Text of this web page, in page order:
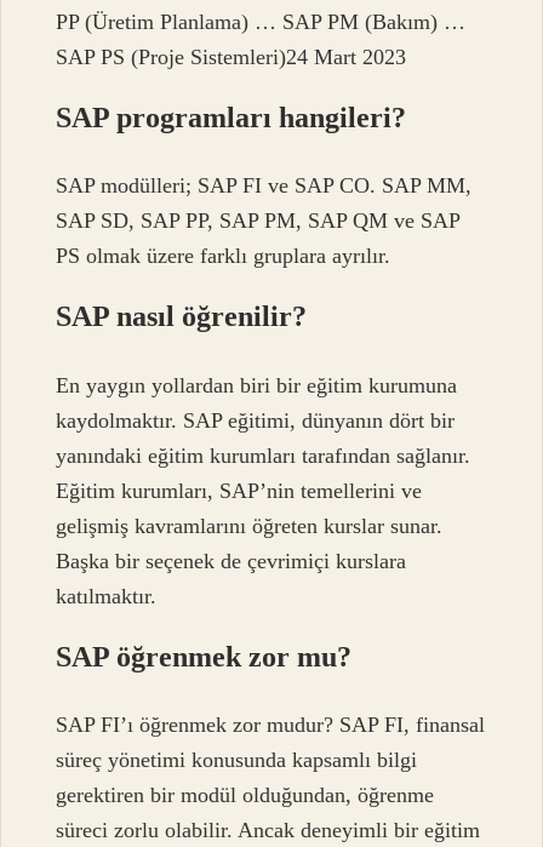
PP (Üretim Planlama) … SAP PM (Bakım) …
SAP PS (Proje Sistemleri)24 Mart 2023
SAP programları hangileri?
SAP modülleri; SAP FI ve SAP CO. SAP MM,
SAP SD, SAP PP, SAP PM, SAP QM ve SAP
PS olmak üzere farklı gruplara ayrılır.
SAP nasıl öğrenilir?
En yaygın yollardan biri bir eğitim kurumuna
kaydolmaktır. SAP eğitimi, dünyanın dört bir
yanındaki eğitim kurumları tarafından sağlanır.
Eğitim kurumları, SAP’nin temellerini ve
gelişmiş kavramlarını öğreten kurslar sunar.
Başka bir seçenek de çevrimiçi kurslara
katılmaktır.
SAP öğrenmek zor mu?
SAP FI’ı öğrenmek zor mudur? SAP FI, ​​finansal
süreç yönetimi konusunda kapsamlı bilgi
gerektiren bir modül olduğundan, öğrenme
süreci zorlu olabilir. Ancak deneyimli bir eğitim